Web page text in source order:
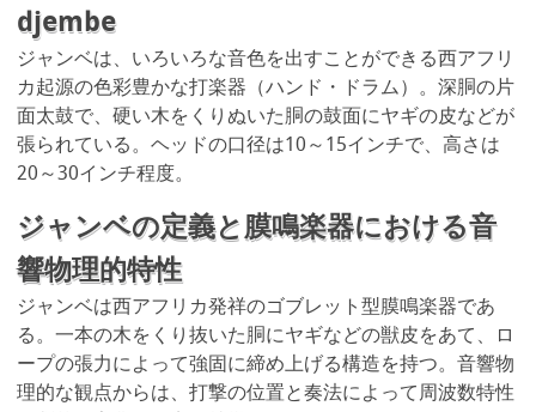
djembe
ジャンベは、いろいろな音色を出すことができる西アフリ
カ起源の色彩豊かな打楽器（ハンド・ドラム）。深胴の片
面太鼓で、硬い木をくりぬいた胴の鼓面にヤギの皮などが
張られている。ヘッドの口径は10～15インチで、高さは
20～30インチ程度。
ジャンベの定義と膜鳴楽器における音
響物理的特性
ジャンベは西アフリカ発祥のゴブレット型膜鳴楽器であ
る。一本の木をくり抜いた胴にヤギなどの獣皮をあて、ロ
ープの張力によって強固に締め上げる構造を持つ。音響物
理的な観点からは、打撃の位置と奏法によって周波数特性